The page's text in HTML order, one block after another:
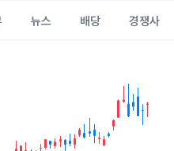
뉴스 배당 경쟁사
Time. Data ranges from
Data ranges from 29.95